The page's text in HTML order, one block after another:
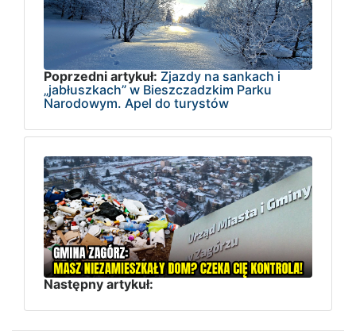
Poprzedni artykuł: Zjazdy na sankach i
„jabłuszkach” w Bieszczadzkim Parku
Narodowym. Apel do turystów
Następny artykuł: